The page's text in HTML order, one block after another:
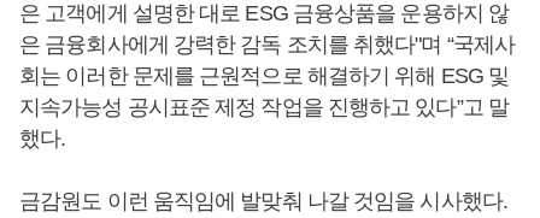
은 고객에게 설명한 대로 ESG 금융상품을 운용하지 않
은 금융회사에게 강력한 감독 조치를 취했다"며 “국제사
회는 이러한 문제를 근원적으로 해결하기 위해 ESG 및
지속가능성 공시표준 제정 작업을 진행하고 있다”고 말
했다.
금감원도 이런 움직임에 발맞춰 나갈 것임을 시사했다.